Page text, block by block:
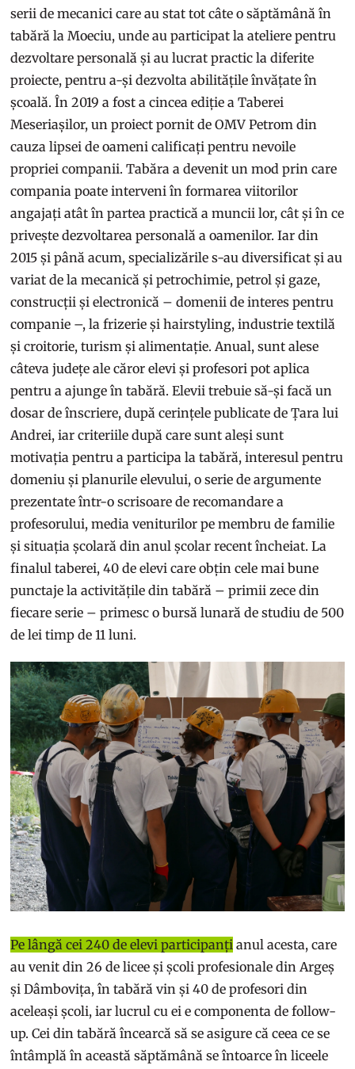
serii de mecanici care au stat tot câte o săptămână în
tabără la Moeciu, unde au participat la ateliere pentru
dezvoltare personală și au lucrat practic la diferite
proiecte, pentru a-și dezvolta abilitățile învățate în
școală. În 2019 a fost a cincea ediție a Taberei
Meseriașilor, un proiect pornit de OMV Petrom din
cauza lipsei de oameni calificați pentru nevoile
propriei companii. Tabăra a devenit un mod prin care
compania poate interveni în formarea viitorilor
angajați atât în partea practică a muncii lor, cât și în ce
privește dezvoltarea personală a oamenilor. Iar din
2015 și până acum, specializările s-au diversificat și au
variat de la mecanică și petrochimie, petrol și gaze,
construcții și electronică – domenii de interes pentru
companie –, la frizerie și hairstyling, industrie textilă
și croitorie, turism și alimentație. Anual, sunt alese
câteva județe ale căror elevi și profesori pot aplica
pentru a ajunge în tabără. Elevii trebuie să-și facă un
dosar de înscriere, după cerințele publicate de Țara lui
Andrei, iar criteriile după care sunt aleși sunt
motivația pentru a participa la tabără, interesul pentru
domeniu și planurile elevului, o serie de argumente
prezentate într-o scrisoare de recomandare a
profesorului, media veniturilor pe membru de familie
și situația școlară din anul școlar recent încheiat. La
finalul taberei, 40 de elevi care obțin cele mai bune
punctaje la activitățile din tabără – primii zece din
fiecare serie – primesc o bursă lunară de studiu de 500
de lei timp de 11 luni.
Pe lângă cei 240 de elevi participanți anul acesta, care
au venit din 26 de licee și școli profesionale din Argeș
și Dâmbovița, în tabără vin și 40 de profesori din
aceleași școli, iar lucrul cu ei e componenta de follow-
up. Cei din tabără încearcă să se asigure că ceea ce se
întâmplă în această săptămână se întoarce în liceele